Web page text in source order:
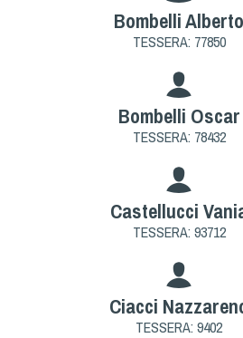
Bombelli
TESSERA: 77850
Bombelli Oscar
TESSERA: 78432
Castellucci
TESSERA: 93712
Ciacci
TESSERA: 9402